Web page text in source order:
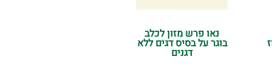
נאו פרש מזון לכלב
בוגר על בסיס דגים ללא
דגנים